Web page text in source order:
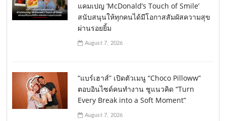
แคมเปญ ‘McDonald’s Touch of Smile’
สนับสนุนให้ทุกคนได้มีโอกาสสัมผัสความสุข
ผ่านรอยยิ้ม
August 7, 2026
“แบร์เฮาส์” เปิดตัวเมนู “Choco Pilloww”
ตอบอินไซด์คนทำงาน ชูแนวคิด “Turn
Every Break into a Soft Moment”
August 7, 2026